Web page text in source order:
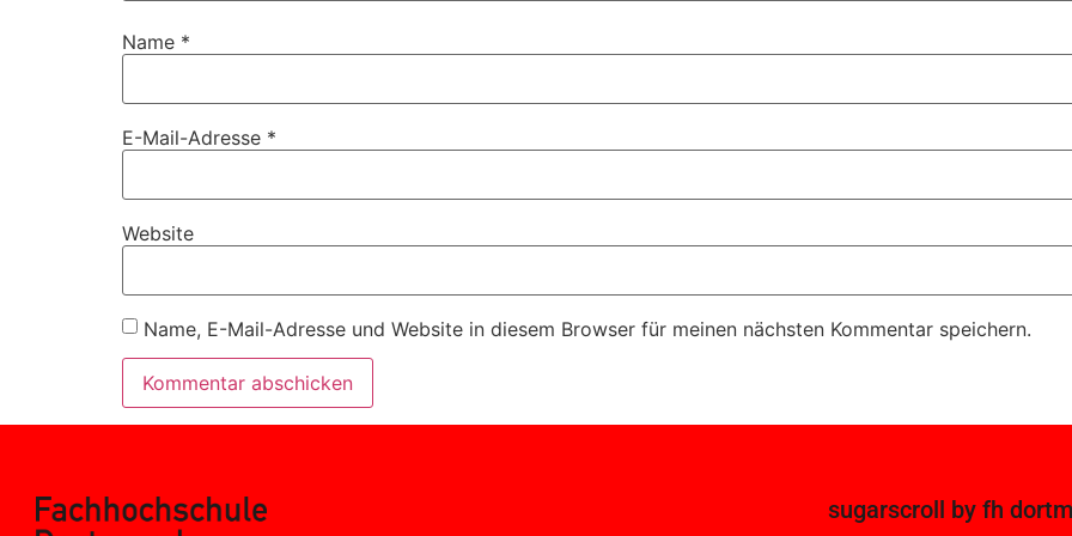
Name *
E-Mail-Adresse *
Website
Name, E-Mail-Adresse und Website in diesem Browser für meinen nächsten Kommentar speichern.
sugarscroll by fh